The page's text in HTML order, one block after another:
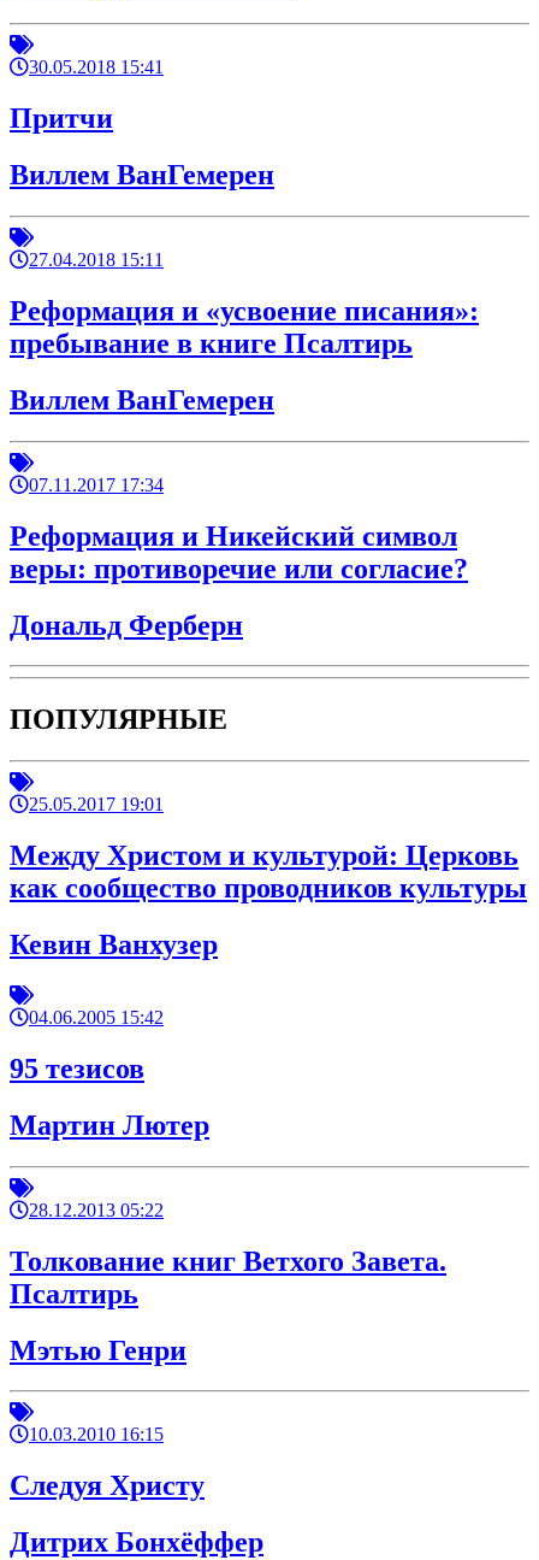
30.05.2018 15:41
Притчи
Виллем ВанГемерен
27.04.2018 15:11
Реформация и «усвоение писания»:
пребывание в книге Псалтирь
Виллем ВанГемерен
07.11.2017 17:34
Реформация и Никейский символ
веры: противоречие или согласие?
Дональд Ферберн
ПОПУЛЯРНЫЕ
25.05.2017 19:01
Между Христом и культурой: Церковь
как сообщество проводников культуры
Кевин Ванхузер
04.06.2005 15:42
95 тезисов
Мартин Лютер
28.12.2013 05:22
Толкование книг Ветхого Завета.
Псалтирь
Мэтью Генри
10.03.2010 16:15
Следуя Христу
Дитрих Бонхёффер